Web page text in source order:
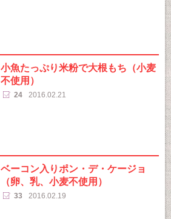
小魚たっぷり米粉で大根もち（小麦
不使用）
24 2016.02.21
ベーコン入りポン・デ・ケージョ
（卵、乳、小麦不使用）
33 2016.02.19